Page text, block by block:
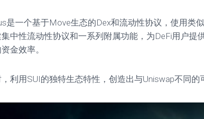
评
测
指
南
教
程
参
场
心
理
报
告
交
易
录
是一个基于Move生态的Dex和流动性协议，使用类
中性流动性协议和一系列附属功能，为DeFi用户提
金效率。
，利用SUI的独特生态特性，创造出与Uniswap不同的